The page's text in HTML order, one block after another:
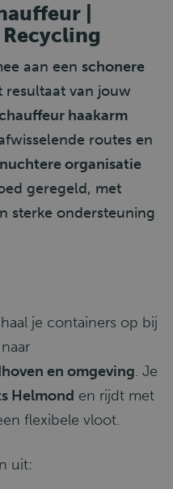
|
aan een schonere
resultaat van jouw
haakarm
routes en
nuchtere organisatie
geregeld, met
sterke ondersteuning
haal je containers op bij
en omgeving. Je
Helmond en rijdt met
flexibele vloot.
uit: